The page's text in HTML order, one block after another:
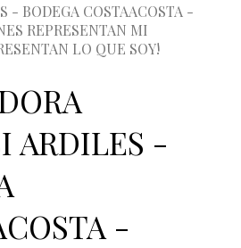
- BODEGA COSTAACOSTA -
REPRESENTAN MI
LO QUE SOY!
ARDILES -
-